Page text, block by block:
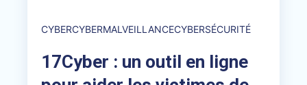
CYBERCYBERMALVEILLANCECYBERSÉCURITÉ
17Cyber : un outil en ligne